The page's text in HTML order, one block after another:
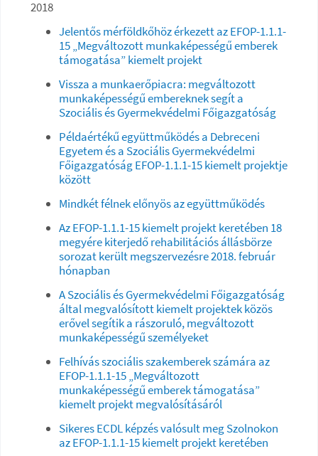
2018
Jelentős mérföldkőhöz érkezett az EFOP-1.1.1-
15 „Megváltozott munkaképességű emberek
támogatása” kiemelt projekt
Vissza a munkaerőpiacra: megváltozott
munkaképességű embereknek segít a
Szociális és Gyermekvédelmi Főigazgatóság
Példaértékű együttműködés a Debreceni
Egyetem és a Szociális Gyermekvédelmi
Főigazgatóság EFOP-1.1.1-15 kiemelt projektje
között
Mindkét félnek előnyös az együttműködés
Az EFOP-1.1.1-15 kiemelt projekt keretében 18
megyére kiterjedő rehabilitációs állásbörze
sorozat került megszervezésre 2018. február
hónapban
A Szociális és Gyermekvédelmi Főigazgatóság
által megvalósított kiemelt projektek közös
erővel segítik a rászoruló, megváltozott
munkaképességű személyeket
Felhívás szociális szakemberek számára az
EFOP-1.1.1-15 „Megváltozott
munkaképességű emberek támogatása”
kiemelt projekt megvalósításáról
Sikeres ECDL képzés valósult meg Szolnokon
az EFOP-1.1.1-15 kiemelt projekt keretében